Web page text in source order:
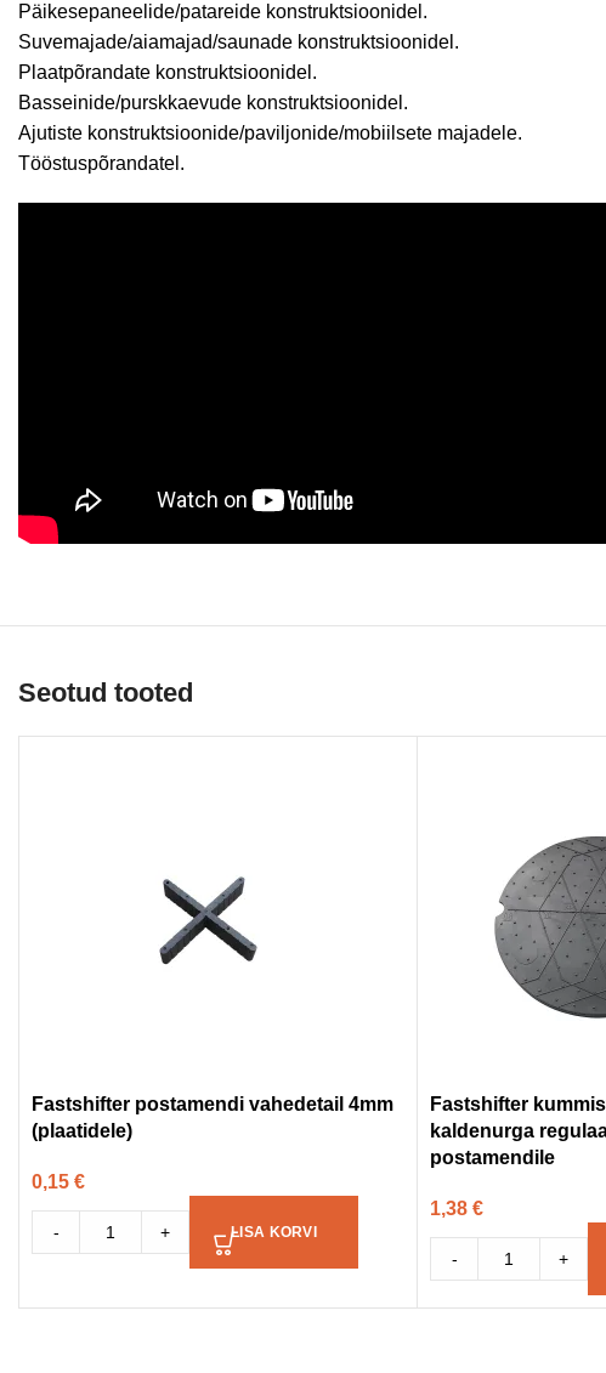
Päikesepaneelide/patareide konstruktsioonidel.
Suvemajade/aiamajad/saunade konstruktsioonidel.
Plaatpõrandate konstruktsioonidel.
Basseinide/purskkaevude konstruktsioonidel.
Ajutiste konstruktsioonide/paviljonide/mobiilsete majadele.
Tööstuspõrandatel.
Seotud tooted
Fastshifter postamendi vahedetail 4mm
(plaatidele)
0,15 €
- + LISA KORVI
Fastshifter
kaldenurga
postamendile
1,38 €
- +